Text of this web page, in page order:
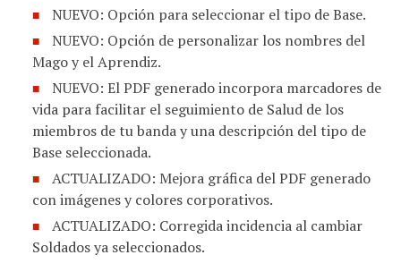
NUEVO: Opción para seleccionar el tipo de Base.
NUEVO: Opción de personalizar los nombres del
Mago y el Aprendiz.
NUEVO: El PDF generado incorpora marcadores de
vida para facilitar el seguimiento de Salud de los
miembros de tu banda y una descripción del tipo de
Base seleccionada.
ACTUALIZADO: Mejora gráfica del PDF generado
con imágenes y colores corporativos.
ACTUALIZADO: Corregida incidencia al cambiar
Soldados ya seleccionados.